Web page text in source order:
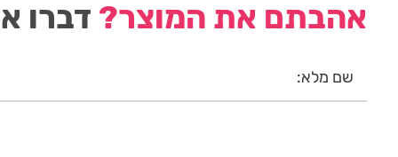
אהבתם את המוצר? דברו